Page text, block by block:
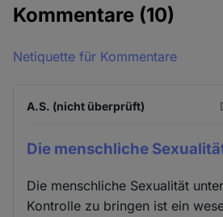
Kommentare (10)
Netiquette für Kommentare
A.S. (nicht überprüft)
Die menschliche
Die menschliche Sexualität
Kontrolle zu bringen ist ein